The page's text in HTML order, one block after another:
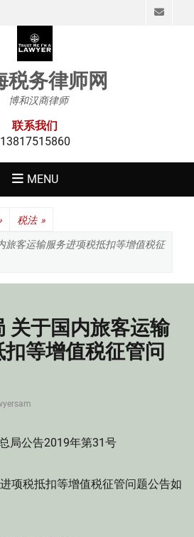
税务律师网
博和汉商律师
联系我们
13817515860
MENU
税法 »
旅客运输服务进项税抵扣等增值税征
关于国内旅客运输
等增值税征管问
局公告2019年第31号
项税抵扣等增值税征管问题公告如